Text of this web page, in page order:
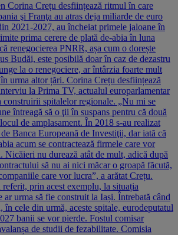
Corina Crețu desființează ritmul în care
şi Franţa au atras deja miliarde de euro
2021-2027, au încheiat primele jaloane în
prima cerere de plată de-abia în luna
renegocierea PNRR, așa cum o dorește
Budăi, este posibilă doar în caz de dezastru
la o renegociere, ar întârzia foarte mult
urma altor țări. Corina Crețu desființează
la Prima TV, actualul europarlamentar
construirii spitalelor regionale. „Nu mi se
întreagă să o ţii în suspans pentru că două
de amplasament. În 2018 s-au realizat
Banca Europeană de Investiţii, dar iată că
acum se contractează firmele care vor
Nicăieri nu durează atât de mult, adică după
să nu ai nici măcar o groapă făcută,
care vor lucra”, a arătat Crețu.
prin acest exemplu, la situația
ar urma să fie construit la Iași. Întrebată când
în cele din urmă, aceste spitale, eurodeputatul
banii se vor pierde. Fostul comisar
de studii de fezabilitate. Comisia